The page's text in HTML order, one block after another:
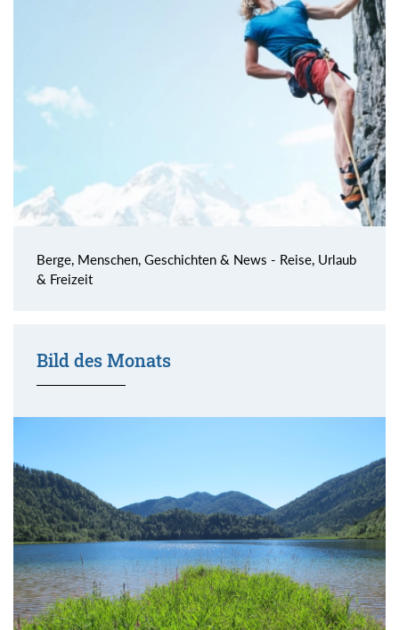
Berge, Menschen, Geschichten & News - Reise, Urlaub
& Freizeit
Bild des Monats